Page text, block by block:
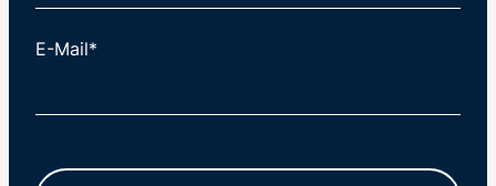
E-Mail*